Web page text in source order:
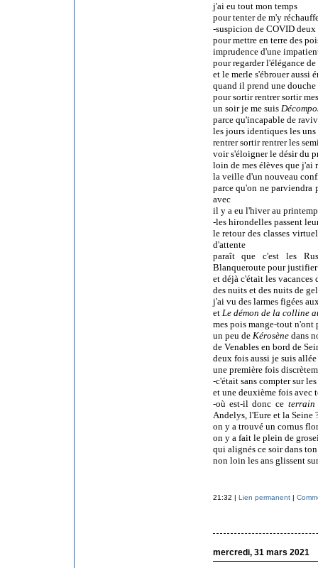
j'ai eu tout mon temps
pour tenter de m'y
-suspicion de COVID deux
pour mettre en terre des
imprudence d'une
pour regarder l'élégance
et le merle s'ébrouer aussi
quand il prend une douche
pour sortir rentrer sortir
un soir je me suis D
parce qu'incapable de
les jours identiques les uns
rentrer sortir rentrer les
voir s'éloigner le désirdu
loin de mes élèves que j'ai
la veille d'un nouveau
parce qu'on ne parviendra
avec
il y a eu l'hiver au
-les hirondelles passent
le retour des classes
d'attente
paraît que c'est les
Blanqueroute pour justifier
et déjà c'était les vacances
des nuits et des nuits de gel
j'ai vu des larmes figées
et Le démon de la colline
mes pois mange-tout n'ont
un peu de Kérosènedans
de Venables en bord de
deux fois aussi je suis
une première fois
-c'était sans compter sur
et une deuxième fois avec
-où est-il donc ce terrain
Andelys, l'Eure et la Seine
on y a trouvé un cornus
on y a fait le plein de
qui alignés ce soir dans
non loin les ans glissent
21:32 | Lien permanent|
mercredi, 31 mars 2021